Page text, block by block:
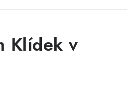
Klídek v